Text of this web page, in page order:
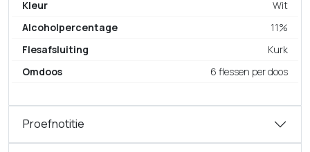
Kleur
Wit
Alcoholpercentage
11%
Flesafsluiting
Kurk
Omdoos
6 flessen per doos
Proefnotitie